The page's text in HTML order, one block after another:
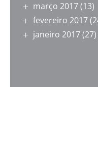
março 2017(13)
fevereiro 2017
janeiro 2017(27)